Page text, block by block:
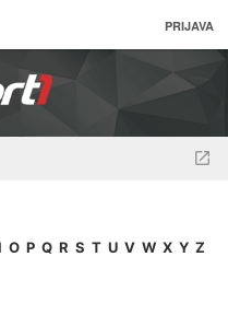
PRIJAVA
O P Q R S T U V W X Y Z